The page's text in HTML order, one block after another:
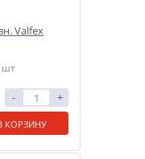
Valfex
шт
- +
КОРЗИНУ